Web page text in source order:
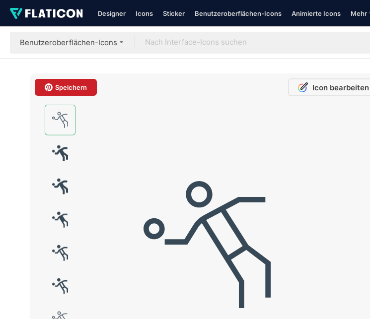
Designer Icons Sticker Benutzeroberflächen-Icons Animierte Icons Mehr
Benutzeroberflächen-Icons
Speichern Icon bearbeiten